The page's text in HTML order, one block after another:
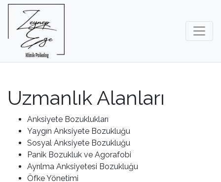
Uzmanlık Alanları
Anksiyete Bozuklukları
Yaygın Anksiyete Bozukluğu
Sosyal Anksiyete Bozukluğu
Panik Bozukluk ve Agorafobi
Ayrılma Anksiyetesi Bozukluğu
Öfke Yönetimi